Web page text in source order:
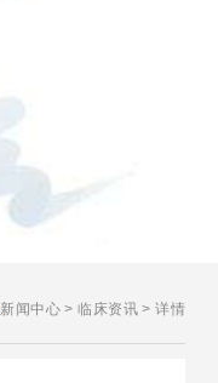
新闻中心 > 临床资讯 > 详情